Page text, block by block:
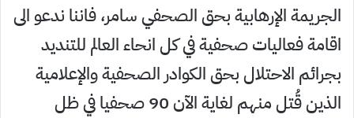
الجريمة الإرهابية بحق الصحفي سامر، فاننا ندعو الى
اقامة فعاليات صحفية في كل انحاء العالم للتنديد
بجرائم الاحتلال بحق الكوادر الصحفية والإعلامية
الذين قُتل منهم لغاية الآن 90 صحفيا في ظل